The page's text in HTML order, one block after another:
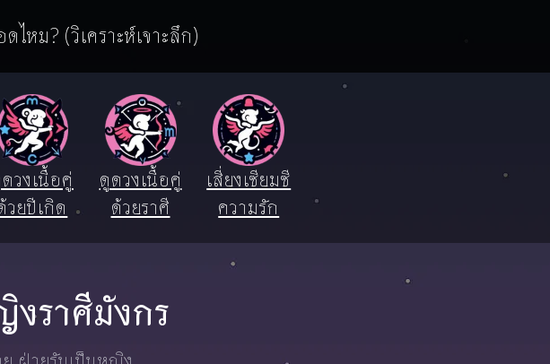
หม? (วิเคราะห์เจาะลึก)
วงเนื้อคู่
วยปีเกิด
ดูดวงเนื้อคู่
ด้วยราศี
เสี่ยงเซียมซี
ความรัก
ราศีมังกร